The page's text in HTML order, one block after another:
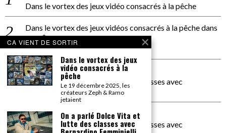
Dans le vortex des jeux vidéo consacrés à la pêche
Dans le vortex des jeux vidéos consacrés à la pêchedans
PACÔME THIELLEMENT
La séance d’Hip Gnose
La Patrie
dans
On a parlé Dolce Vita et lutte des classes avec
Bernardino Femminielli
carte noire negra à l'o tiededans
On a parlé Dolce Vita et lutte des classes avec
CA VIENT DE SORTIR
Dans le vortex des jeux
vidéo consacrés à la
pêche
Le 19 décembre 2025, les
créateurs Zeph & Ramo
jetaient
On a parlé Dolce Vita et
lutte des classes avec